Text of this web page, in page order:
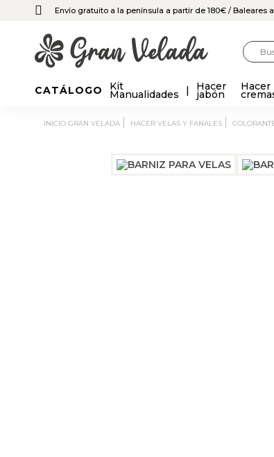
Envío gratuito a la península a partir de 180€ / Baleares
CATÁLOGO Kit
Manualidades
Hacer
jabón
Hacer
INICIO GRAN VELADA HACER VELAS Y FANALES